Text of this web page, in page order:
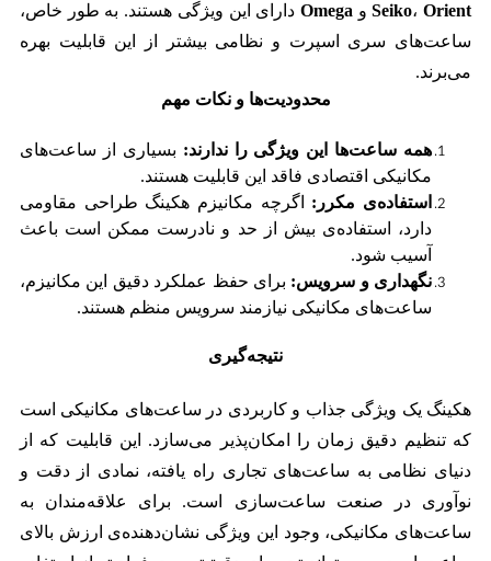
Seiko،Orient و Omega دارای این ویژگی هستند. به طور خاص،
ساعت‌های سری اسپرت و نظامی بیشتر از این قابلیت بهره
می‌برند.
محدودیت‌ها و نکات مهم
همه ساعت‌ها این ویژگی را ندارند: بسیاری از ساعت‌های
مکانیکی اقتصادی فاقد این قابلیت هستند.
استفاده‌ی مکرر: اگرچه مکانیزم هکینگ طراحی مقاومی
دارد، استفاده‌ی بیش از حد و نادرست ممکن است باعث
آسیب شود.
نگهداری و سرویس: برای حفظ عملکرد دقیق این مکانیزم،
ساعت‌های مکانیکی نیازمند سرویس منظم هستند.
نتیجه‌گیری
هکینگ یک ویژگی جذاب و کاربردی در ساعت‌های مکانیکی است
که تنظیم دقیق زمان را امکان‌پذیر می‌سازد. این قابلیت که از
دنیای نظامی به ساعت‌های تجاری راه یافته، نمادی از دقت و
نوآوری در صنعت ساعت‌سازی است. برای علاقه‌مندان به
ساعت‌های مکانیکی، وجود این ویژگی نشان‌دهنده‌ی ارزش بالای